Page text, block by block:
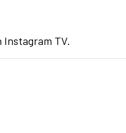
Instagram TV.